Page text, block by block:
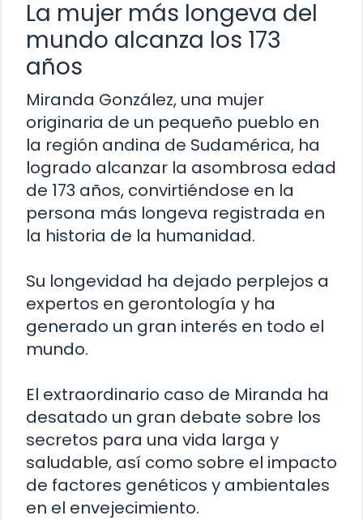
La mujer más longeva del
mundo alcanza los 173
años
Miranda González, una mujer
originaria de un pequeño pueblo en
la región andina de Sudamérica, ha
logrado alcanzar la asombrosa edad
de 173 años, convirtiéndose en la
persona más longeva registrada en
la historia de la humanidad.
Su longevidad ha dejado perplejos a
expertos en gerontología y ha
generado un gran interés en todo el
mundo.
El extraordinario caso de Miranda ha
desatado un gran debate sobre los
secretos para una vida larga y
saludable, así como sobre el impacto
de factores genéticos y ambientales
en el envejecimiento.